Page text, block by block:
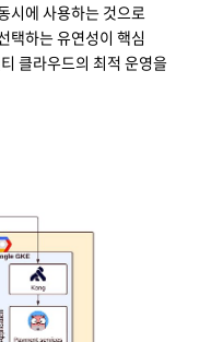
시에 사용하는 것으로
택하는 유연성이 핵심
클라우드의 최적 운영을